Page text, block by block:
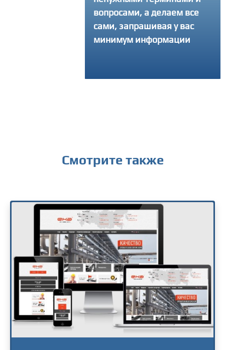
вопросами, а делаем все
сами, запрашивая у вас
минимум информации
интересующий
получить
Смотрите также